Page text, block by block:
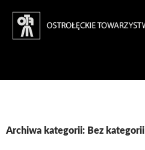
Archiwa kategorii: Bez kategorii